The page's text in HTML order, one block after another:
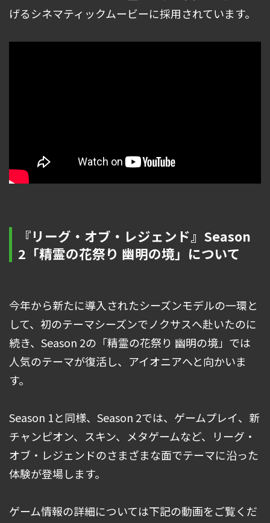
げるシネマティックムービーに採用されています。
『リーグ・オブ・レジェンド』Season
2「精霊の花祭り 幽明の境」について
今年から新たに導入されたシーズンモデルの一環と
して、初のテーマシーズンでノクサスへ赴いたのに
続き、Season 2の「精霊の花祭り 幽明の境」では
人気のテーマが復活し、アイオニアへと向かいま
す。
Season 1と同様、Season 2では、ゲームプレイ、新
チャンピオン、スキン、メタゲームなど、リーグ・
オブ・レジェンドのさまざまな面でテーマに沿った
体験が登場します。
ゲーム情報の詳細については下記の動画をご覧くだ